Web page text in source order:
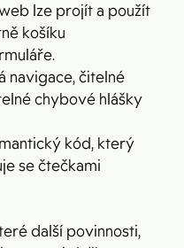
lze projít a použít
košíku
navigace, čitelné
chybové hlášky
kód, který
se čtečkami
další povinnosti,